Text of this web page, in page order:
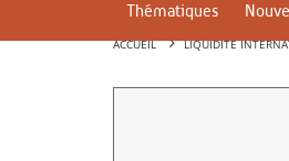
Thématiques
ACCUEIL LIQUIDITÉ